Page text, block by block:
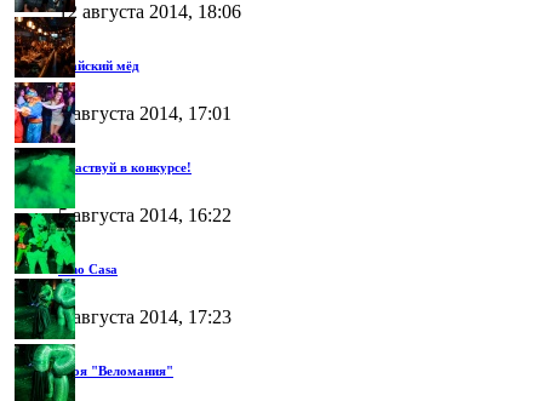
12 августа 2014, 18:06
Майский мёд
7 августа 2014, 17:01
Участвуй в конкурсе!
5 августа 2014, 16:22
Lino Casa
4 августа 2014, 17:23
Твоя "Веломания"